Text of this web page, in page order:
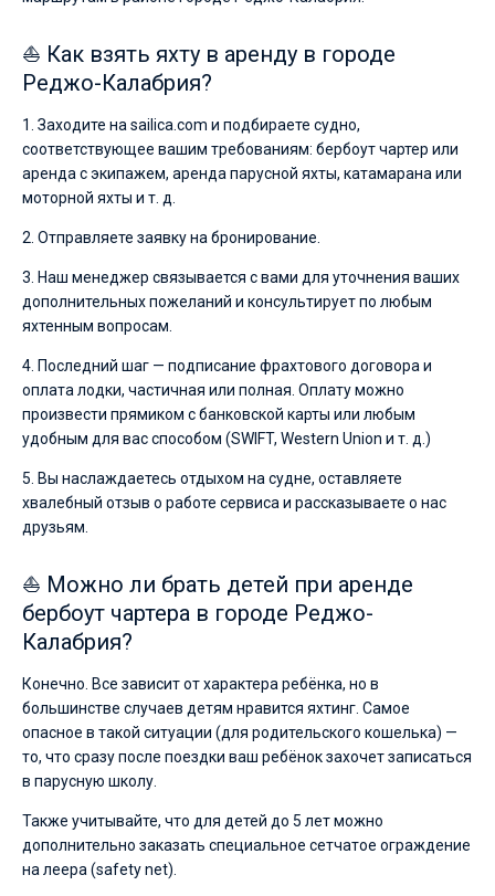
⛵ Как взять яхту в аренду в городе
Реджо-Калабрия?
1. Заходите на sailica.com и подбираете судно,
соответствующее вашим требованиям: бербоут чартер или
аренда с экипажем, аренда парусной яхты, катамарана или
моторной яхты и т. д.
2. Отправляете заявку на бронирование.
3. Наш менеджер связывается с вами для уточнения ваших
дополнительных пожеланий и консультирует по любым
яхтенным вопросам.
4. Последний шаг — подписание фрахтового договора и
оплата лодки, частичная или полная. Оплату можно
произвести прямиком с банковской карты или любым
удобным для вас способом (SWIFT, Western Union и т. д.)
5. Вы наслаждаетесь отдыхом на судне, оставляете
хвалебный отзыв о работе сервиса и рассказываете о нас
друзьям.
⛵ Можно ли брать детей при аренде
бербоут чартера в городе Реджо-
Калабрия?
Конечно. Все зависит от характера ребёнка, но в
большинстве случаев детям нравится яхтинг. Самое
опасное в такой ситуации (для родительского кошелька) —
то, что сразу после поездки ваш ребёнок захочет записаться
в парусную школу.
Также учитывайте, что для детей до 5 лет можно
дополнительно заказать специальное сетчатое ограждение
на леера (safety net).